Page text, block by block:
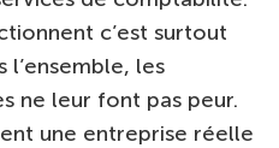
c’est surtout
l’ensemble, les
ne leur font pas peur.
une entreprise réelle